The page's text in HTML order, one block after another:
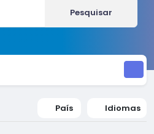
Pesquisar
País Idiomas